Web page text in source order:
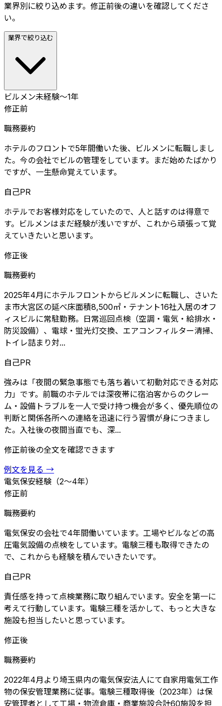
業界別に絞り込めます。修正前後の違いを確認してくださ
い。
業界で絞り込む
ビルメン未経験〜1年
修正前
職務要約
ホテルのフロントで5年間働いた後、ビルメンに転職しまし
た。今の会社でビルの管理をしています。まだ始めたばかり
ですが、一生懸命覚えています。
自己PR
ホテルでお客様対応をしていたので、人と話すのは得意で
す。ビルメンはまだ経験が浅いですが、これから頑張って覚
えていきたいと思います。
修正後
職務要約
2025年4月にホテルフロントからビルメンに転職し、さいた
ま市大宮区の延べ床面積8,500㎡・テナント16社入居のオフ
ィスビルに常駐勤務。日常巡回点検（空調・電気・給排水・
防災設備）、電球・蛍光灯交換、エアコンフィルター清掃、
トイレ詰まり対...
自己PR
強みは「夜間の緊急事態でも落ち着いて初動対応できる対応
力」です。前職のホテルでは深夜帯に宿泊客からのクレー
ム・設備トラブルを一人で受け持つ機会が多く、優先順位の
判断と関係各所への連絡を迅速に行う習慣が身につきまし
た。入社後の夜間当直でも、深...
修正前後の全文を確認できます
例文を見る →
電気保安経験（2〜4年）
修正前
職務要約
電気保安の会社で4年間働いています。工場やビルなどの高
圧電気設備の点検をしています。電験三種も取得できたの
で、これからも経験を積んでいきたいです。
自己PR
責任感を持って点検業務に取り組んでいます。安全を第一に
考えて行動しています。電験三種を活かして、もっと大きな
施設も担当したいと思っています。
修正後
職務要約
2022年4月より埼玉県内の電気保安法人にて自家用電気工作
物の保安管理業務に従事。電験三種取得後（2023年）は保
安管理者として工場・物流倉庫・商業施設合計60施設を担